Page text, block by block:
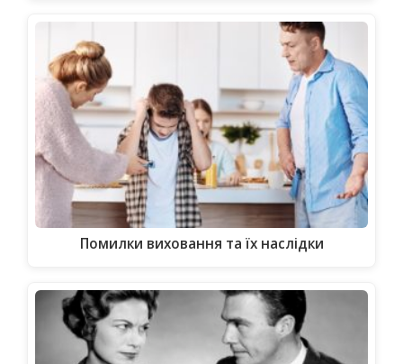
Помилки виховання та їх наслідки